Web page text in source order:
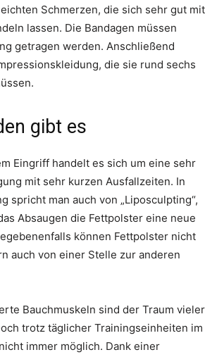
Schmerzen, die sich sehr gut mit
lassen. Die Bandagen müssen
getragen werden. Anschließend
die sie rund sechs
gibt es
Eingriff handelt es sich um eine sehr
mit sehr kurzen Ausfallzeiten. In
spricht man auch von „Liposculpting“,
Absaugen die Fettpolster eine neue
können Fettpolster nicht
auch von einer Stelle zur anderen
Bauchmuskeln sind der Traum vieler
trotz täglicher Trainingseinheiten im
immer möglich. Dank einer